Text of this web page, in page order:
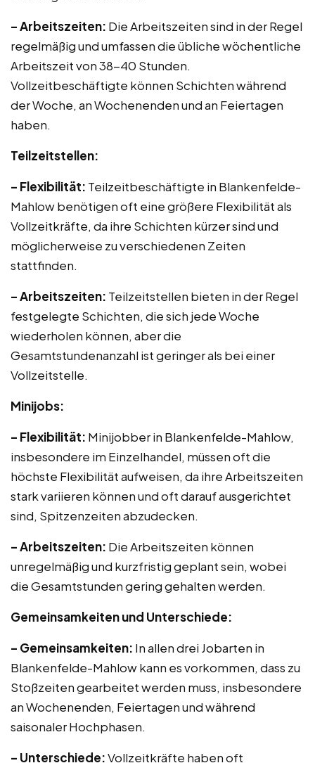
– Arbeitszeiten: Die Arbeitszeiten sind in der Regel
regelmäßig und umfassen die übliche wöchentliche
Arbeitszeit von 38-40 Stunden.
Vollzeitbeschäftigte können Schichten während
der Woche, an Wochenenden und an Feiertagen
haben.
Teilzeitstellen:
– Flexibilität: Teilzeitbeschäftigte in Blankenfelde-
Mahlow benötigen oft eine größere Flexibilität als
Vollzeitkräfte, da ihre Schichten kürzer sind und
möglicherweise zu verschiedenen Zeiten
stattfinden.
– Arbeitszeiten: Teilzeitstellen bieten in der Regel
festgelegte Schichten, die sich jede Woche
wiederholen können, aber die
Gesamtstundenanzahl ist geringer als bei einer
Vollzeitstelle.
Minijobs:
– Flexibilität: Minijobber in Blankenfelde-Mahlow,
insbesondere im Einzelhandel, müssen oft die
höchste Flexibilität aufweisen, da ihre Arbeitszeiten
stark variieren können und oft darauf ausgerichtet
sind, Spitzenzeiten abzudecken.
– Arbeitszeiten: Die Arbeitszeiten können
unregelmäßig und kurzfristig geplant sein, wobei
die Gesamtstunden gering gehalten werden.
Gemeinsamkeiten und Unterschiede:
– Gemeinsamkeiten: In allen drei Jobarten in
Blankenfelde-Mahlow kann es vorkommen, dass zu
Stoßzeiten gearbeitet werden muss, insbesondere
an Wochenenden, Feiertagen und während
saisonaler Hochphasen.
– Unterschiede:Vollzeitkräfte haben oft